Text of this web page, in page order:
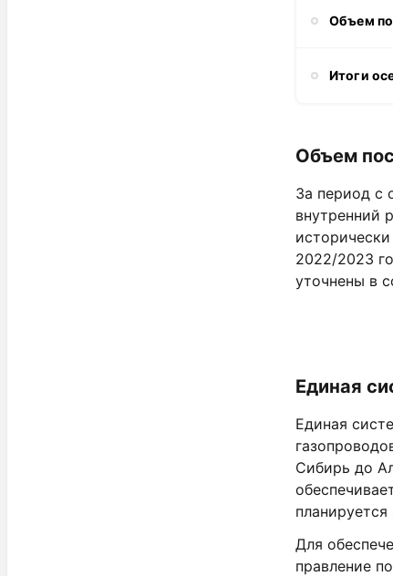
Объем
Итоги
Объем
За период с
внутренний
2022/2023
уточнены в
Единая
Единая
Сибирь до
Для
правление